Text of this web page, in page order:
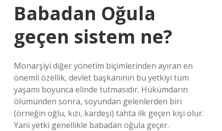
Babadan Oğula
geçen sistem ne?
Monarşiyi diğer yönetim biçimlerinden ayıran en
önemli özellik, devlet başkanının bu yetkiyi tüm
yaşamı boyunca elinde tutmasıdır. Hükümdarın
ölümünden sonra, soyundan gelenlerden biri
(örneğin oğlu, kızı, kardeşi) tahta ilk geçen kişi olur.
Yani yetki genellikle babadan oğula geçer.